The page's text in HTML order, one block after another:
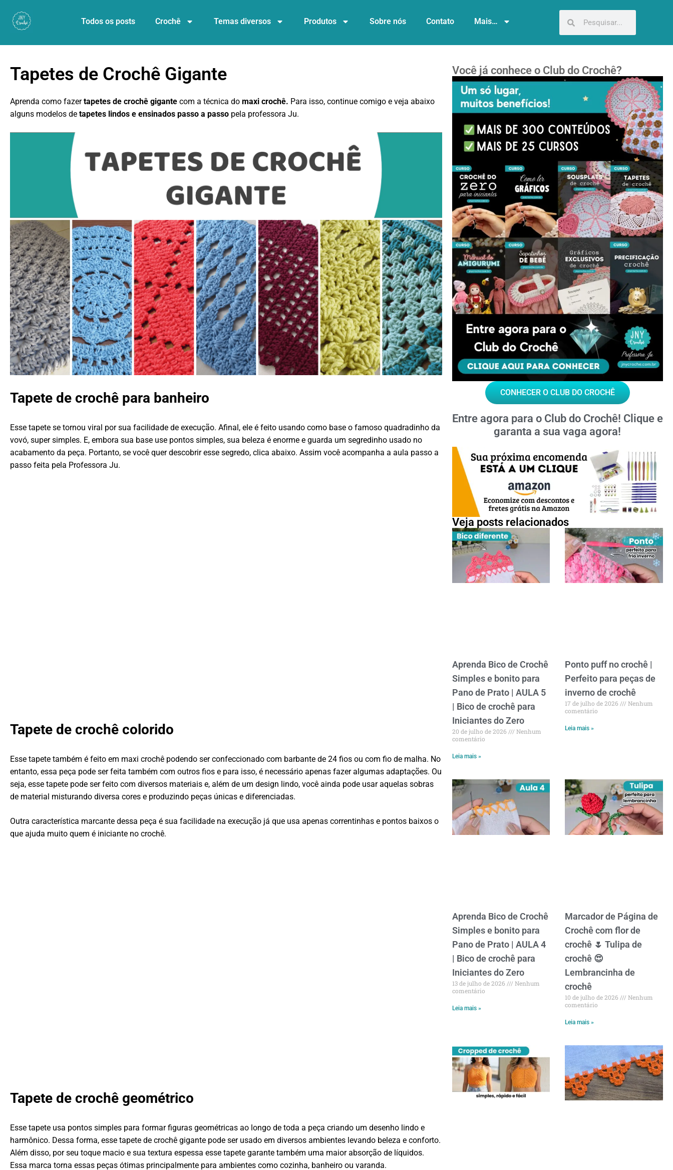
Todos os posts Crochê Temas diversos Produtos Sobre nós Contato Mais…
Você já conhece o Club do Crochê?
CONHECER O CLUB DO CROCHÊ
Entre agora para o Club do Crochê! Clique e
garanta a sua vaga agora!
Veja posts relacionados
Aprenda Bico de Crochê
Simples e bonito para
Pano de Prato | AULA 5
| Bico de crochê para
Iniciantes do Zero
20 de julho de 2026
Nenhum
comentário
Leia mais »
Ponto puff no crochê |
Perfeito para peças de
inverno de crochê
17 de julho de 2026
Nenhum
comentário
Leia mais »
Aprenda Bico de Crochê
Simples e bonito para
Pano de Prato | AULA 4
| Bico de crochê para
Iniciantes do Zero
13 de julho de 2026
Nenhum
comentário
Leia mais »
Marcador de Página de
Crochê com flor de
crochê 🌷 Tulipa de
crochê 😍
Lembrancinha de
crochê
10 de julho de 2026
Nenhum
comentário
Leia mais »
Tapetes de Crochê Gigante
Aprenda como fazertapetes de crochê gigantecom a técnica domaxi crochê. Para isso, continue comigo e veja abaixo
alguns modelos detapetes lindos e ensinados passo a passo pela professora Ju.
Tapete de crochê para banheiro
Esse tapete se tornou viral por sua facilidade de execução. Afinal, ele é feito usando como base o famoso quadradinho da
vovó, super simples. E, embora sua base use pontos simples, sua beleza é enorme e guarda um segredinho usado no
acabamento da peça. Portanto, se você quer descobrir esse segredo, clica abaixo. Assim você acompanha a aula passo a
passo feita pela Professora Ju.
Tapete de crochê colorido
Esse tapete também é feito em maxi crochê podendo ser confeccionado com barbante de 24 fios ou com fio de malha. No
entanto, essa peça pode ser feita também com outros fios e para isso, é necessário apenas fazer algumas adaptações. Ou
seja, esse tapete pode ser feito com diversos materiais e, além de um design lindo, você ainda pode usar aquelas sobras
de material misturando diversa cores e produzindo peças únicas e diferenciadas.
Outra característica marcante dessa peça é sua facilidade na execução já que usa apenas correntinhas e pontos baixos o
que ajuda muito quem é iniciante no crochê.
Tapete de crochê geométrico
Esse tapete usa pontos simples para formar figuras geométricas ao longo de toda a peça criando um desenho lindo e
harmônico. Dessa forma, esse tapete de crochê gigante pode ser usado em diversos ambientes levando beleza e conforto.
Além disso, por seu toque macio e sua textura espessa esse tapete garante também uma maior absorção de líquidos.
Essa marca torna essas peças ótimas principalmente para ambientes como cozinha, banheiro ou varanda.